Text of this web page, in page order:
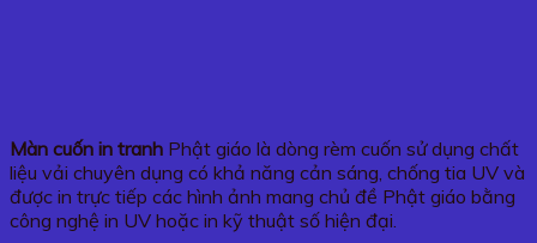
Màn cuốn in tranh Phật giáo là dòng rèm cuốn sử dụng chất
liệu vải chuyên dụng có khả năng cản sáng, chống tia UV và
được in trực tiếp các hình ảnh mang chủ đề Phật giáo bằng
công nghệ in UV hoặc in kỹ thuật số hiện đại.